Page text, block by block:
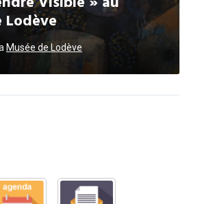
Lodève
Musée de Lodève